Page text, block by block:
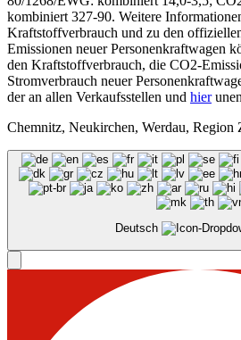
kombiniert 327-90. Weitere
Kraftstoffverbrauch und zu den
Emissionen neuer Personenkraftwagen
den Kraftstoffverbrauch, die CO2-
Stromverbrauch neuer
der an allen Verkaufsstellen und hier
Chemnitz, Neukirchen, Werdau, Region
Deutsch